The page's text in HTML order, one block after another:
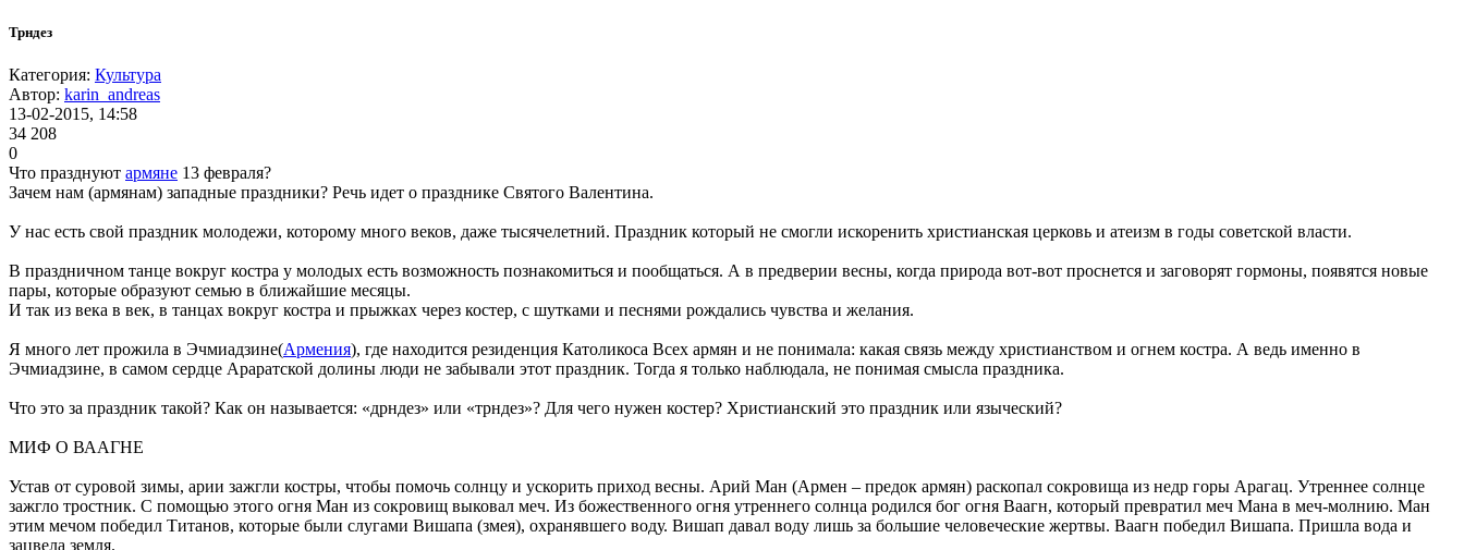
Трндез
Категория: Культура
Автор: karin_andreas
13-02-2015, 14:58
34 208
0
Что празднуют армяне 13 февраля?
Зачем нам (армянам) западные праздники? Речь идет о празднике Святого Валентина.
У нас есть свой праздник молодежи, которому много веков, даже тысячелетний. Праздник который не смогли искоренить христианская церковь и атеизм в годы советской власти.
В праздничном танце вокруг костра у молодых есть возможность познакомиться и пообщаться. А в предверии весны, когда природа вот-вот проснется и заговорят гормоны, появятся новые
пары, которые образуют семью в ближайшие месяцы.
И так из века в век, в танцах вокруг костра и прыжках через костер, с шутками и песнями рождались чувства и желания.
Я много лет прожила в Эчмиадзине(Армения), где находится резиденция Католикоса Всех армян и не понимала: какая связь между христианством и огнем костра. А ведь именно в
Эчмиадзине, в самом сердце Араратской долины люди не забывали этот праздник. Тогда я только наблюдала, не понимая смысла праздника.
Что это за праздник такой? Как он называется: «дрндез» или «трндез»? Для чего нужен костер? Христианский это праздник или языческий?
МИФ О ВААГНЕ
Устав от суровой зимы, арии зажгли костры, чтобы помочь солнцу и ускорить приход весны. Арий Ман (Армен – предок армян) раскопал сокровища из недр горы Арагац. Утреннее солнце
зажгло тростник. С помощью этого огня Ман из сокровищ выковал меч. Из божественного огня утреннего солнца родился бог огня Ваагн, который превратил меч Мана в меч-молнию. Ман
этим мечом победил Титанов, которые были слугами Вишапа (змея), охранявшего воду. Вишап давал воду лишь за большие человеческие жертвы. Ваагн победил Вишапа. Пришла вода и
зацвела земля.